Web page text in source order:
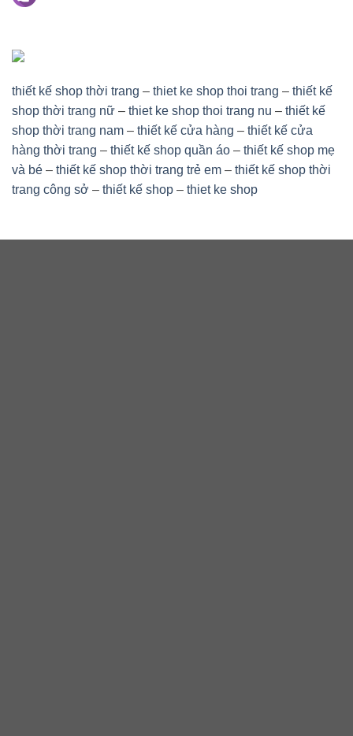
thiết kế shop thời trang – thiet ke shop thoi trang – thiết kế
shop thời trang nữ – thiet ke shop thoi trang nu – thiết kế
shop thời trang nam – thiết kế cửa hàng – thiết kế cửa
hàng thời trang – thiết kế shop quần áo – thiết kế shop mẹ
và bé – thiết kế shop thời trang trẻ em – thiết kế shop thời
trang công sở – thiết kế shop – thiet ke shop